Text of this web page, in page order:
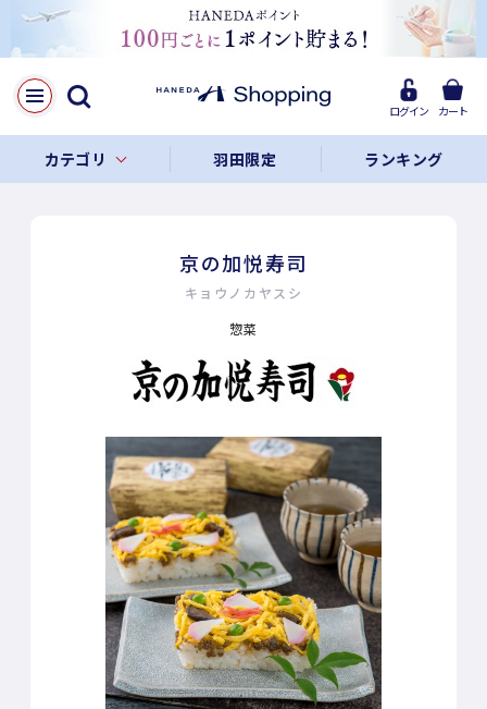
ログイン カート
カテゴリ 羽田限定 ランキング
京の加悦寿司
キョウノカヤスシ
惣菜